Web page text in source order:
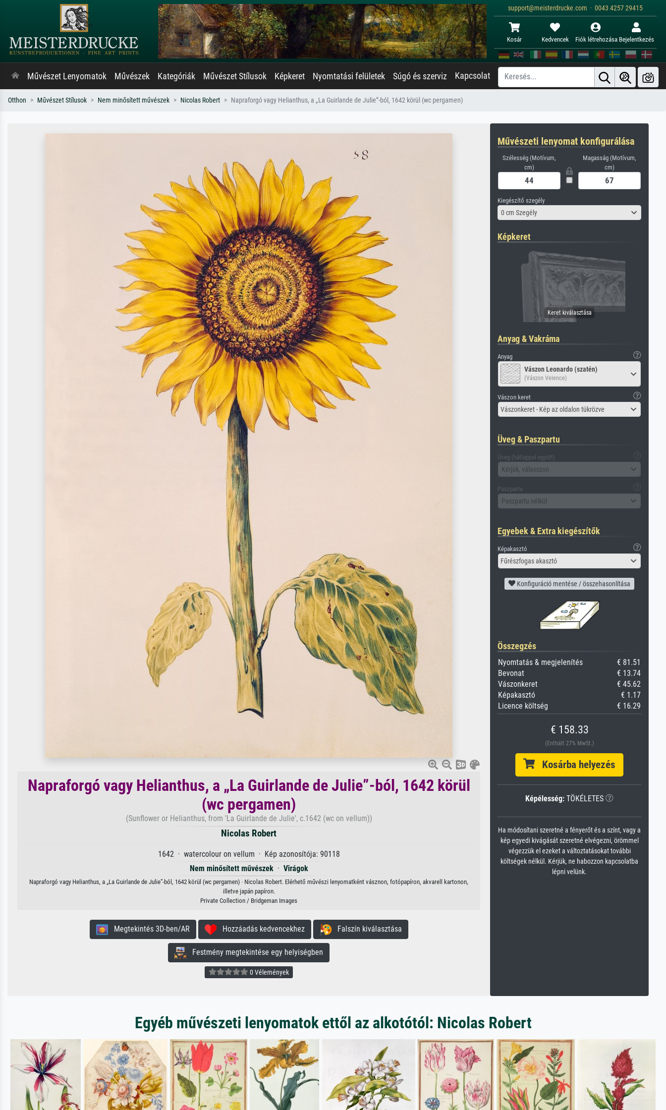
support@meisterdrucke.com · 0043 4257 29415
Kosár Kedvencek Fiók létrehozása Bejelentkezés
Művészet Lenyomatok Művészek Kategóriák Művészet Stílusok Képkeret Nyomtatási felületek Súgó és szerviz Kapcsolat
Otthon Művészet Stílusok Nem minősített művészek Nicolas Robert Napraforgó vagy Helianthus, a „La Guirlande de Julie”-ból, 1642 körül (wc pergamen)
Napraforgó vagy Helianthus, a „La Guirlande de Julie”-ból, 1642 körül
(wc pergamen)
(Sunflower or Helianthus, from 'La Guirlande de Julie', c.1642 (wc on vellum))
Nicolas Robert
1642 · watercolour on vellum · Kép azonosítója: 90118
Nem minősített művészek· Virágok
Napraforgó vagy Helianthus, a „La Guirlande de Julie”-ból, 1642 körül (wc pergamen) · Nicolas Robert. Elérhető művészi lenyomatként vásznon, fotópapíron, akvarell kartonon,
illetve japán papíron.
Private Collection / Bridgeman Images
Megtekintés 3D-ben/AR Hozzáadás kedvencekhez Falszín kiválasztása
Festmény megtekintése egy helyiségben
0 Vélemények
Művészeti lenyomat konfigurálása
Szélesség (Motívum,
cm)
Magasság (Motívum,
cm)
Kiegészítő szegély
0 cm Szegély
Képkeret
Anyag & Vakráma
Anyag
Vászon Leonardo (szatén)
(Vászon Velence)
Vászon keret
Vászonkeret - Kép az oldalon tükrözve
Üveg & Paszpartu
Üveg (hátlappal együtt)
Kérjük, válasszon
Paszpartu
Paszpartu nélkül
Egyebek & Extra kiegészítők
Képakasztó
Fűrészfogas akasztó
Konfiguráció mentése / összehasonlítása
Összegzés
Nyomtatás & megjelenítés
€ 81.51
Bevonat
€ 13.74
Vászonkeret
€ 45.62
Képakasztó
€ 1.17
Licence költség
€ 16.29
€ 158.33
(Enthält 27% MwSt.)
Kosárba helyezés
Képélesség: TÖKÉLETES
Ha módosítani szeretné a fényerőt és a színt, vagy a
kép egyedi kivágását szeretné elvégezni, örömmel
végezzük el ezeket a változtatásokat további
költségek nélkül. Kérjük, ne habozzon kapcsolatba
lépni velünk.
Egyéb művészeti lenyomatok ettől az alkotótól: Nicolas Robert